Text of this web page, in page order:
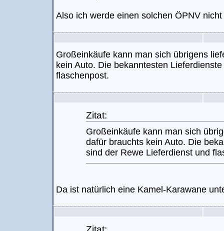
Also ich werde einen solchen ÖPNV
Großeinkäufe kann man sich übrigens
kein Auto. Die bekanntesten
flaschenpost.
Zitat:
Großeinkäufe kann man sich
dafür brauchts kein Auto. Die
sind der Rewe Lieferdienst und
Da ist natürlich eine Kamel-Karawane